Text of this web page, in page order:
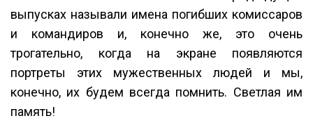
выпусках называли имена погибших комиссаров
и командиров и, конечно же, это очень
трогательно, когда на экране появляются
портреты этих мужественных людей и мы,
конечно, их будем всегда помнить. Светлая им
память!